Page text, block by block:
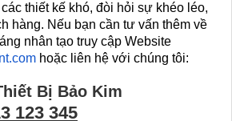
thiết kế khó, đòi hỏi sự khéo léo,
hàng. Nếu bạn cần tư vấn thêm về
nhân tạo truy cập Website
hoặc liên hệ với chúng tôi:
Bị Bảo Kim
123 345